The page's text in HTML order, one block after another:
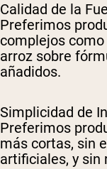
Calidad de la
Preferimos
complejos
arroz sobre
añadidos.
Simplicidad de
Preferimos
más cortas, sin
artificiales, y sin